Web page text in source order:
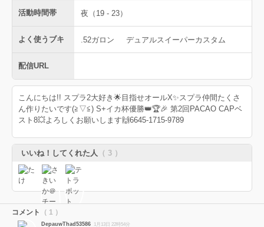
活動時間帯 夜（19 - 23）
よく使うブキ .52ガロン デュアルスイーパーカスタム
配信URL
こんにちは!! スプラ2大好き🌟目指せオールX✨スプラ仲間たくさ
ん作りたいです(≧▽≦) S+イカ杯優勝👑🏆🎉 第2回PACAO CAPベ
スト8💥よろしくお願いします🙌6645-1715-9789
いいね！してくれた人 （ 3 ）
コメント （ 1 ）
DepauwThad53586 1月13日 22時54分